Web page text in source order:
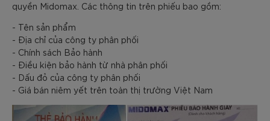
quyền Midomax. Các thông tin trên phiếu bao gồm:
- Tên sản phẩm
- Địa chỉ của công ty phân phối
- Chính sách Bảo hành
- Điều kiện bảo hành từ nhà phân phối
- Dấu đỏ của công ty phân phối
- Giá bán niêm yết trên toàn thị trường Việt Nam